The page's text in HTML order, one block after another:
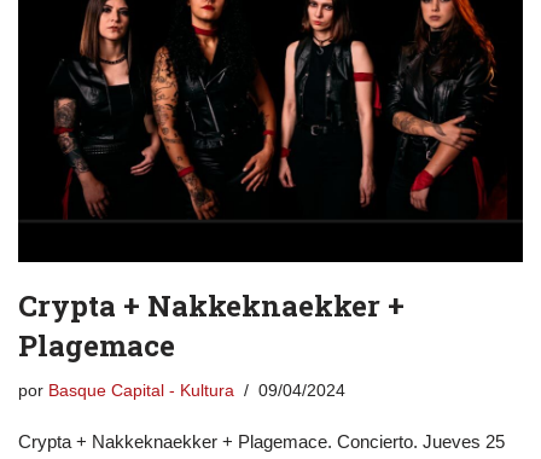
Crypta + Nakkeknaekker +
Plagemace
por Basque Capital - Kultura 09/04/2024
Crypta + Nakkeknaekker + Plagemace. Concierto. Jueves 25